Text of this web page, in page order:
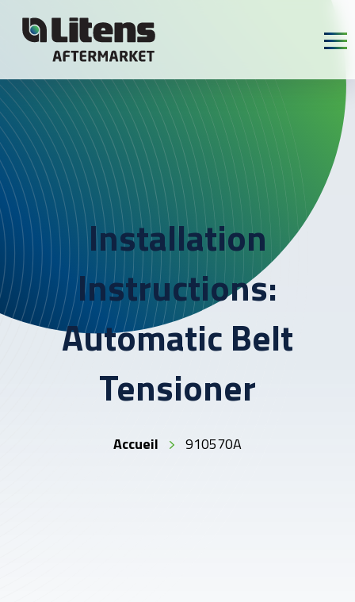
Installation
Instructions:
Automatic Belt
Tensioner
Accueil 910570A